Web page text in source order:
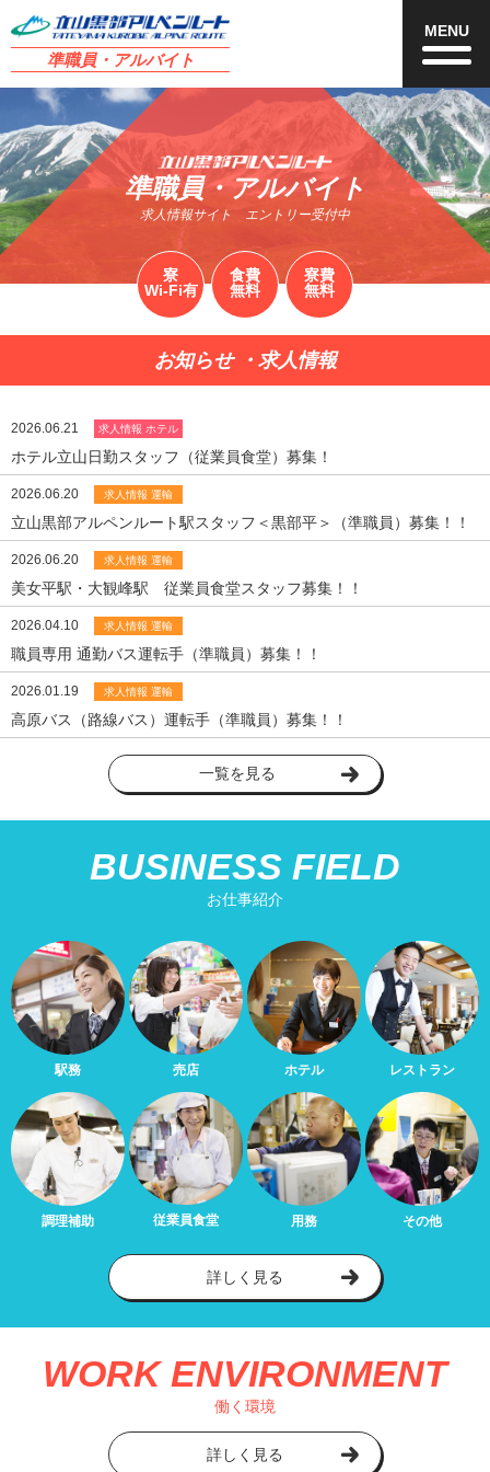
準職員・アルバイト
MENU
準職員・アルバイト
求人情報サイト エントリー受付中
寮
Wi-Fi有
食費
無料
寮費
無料
お知らせ ・ 求人情報
一覧を見る
2026.06.21 求人情報 ホテル
ホテル立山日勤スタッフ（従業員食堂）募集！
2026.06.20 求人情報 運輸
立山黒部アルペンルート駅スタッフ＜黒部平＞（準職員）募集！！
2026.06.20 求人情報 運輸
美女平駅・大観峰駅 従業員食堂スタッフ募集！！
2026.04.10 求人情報 運輸
職員専用 通勤バス運転手（準職員）募集！！
2026.01.19 求人情報 運輸
高原バス（路線バス）運転手（準職員）募集！！
BUSINESS FIELD
お仕事紹介
駅務 売店 ホテル レストラン
調理補助 従業員食堂 用務 その他
詳しく見る
WORK ENVIRONMENT
働く環境
詳しく見る